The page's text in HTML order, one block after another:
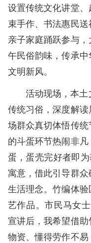
设置传统文化讲堂
束手作、书法惠民
亲子家庭踊跃参与
午民俗韵味，传承
文明新风。
活动现场，本
传统习俗，深度解
场群众真切体悟传
的斗蛋环节热闹非
蛋，蛋壳完好者即
寓意，借此引导群
生活理念。竹编体
艺作品。市民马女
宣讲后，我希望借
物资、懂得劳作不